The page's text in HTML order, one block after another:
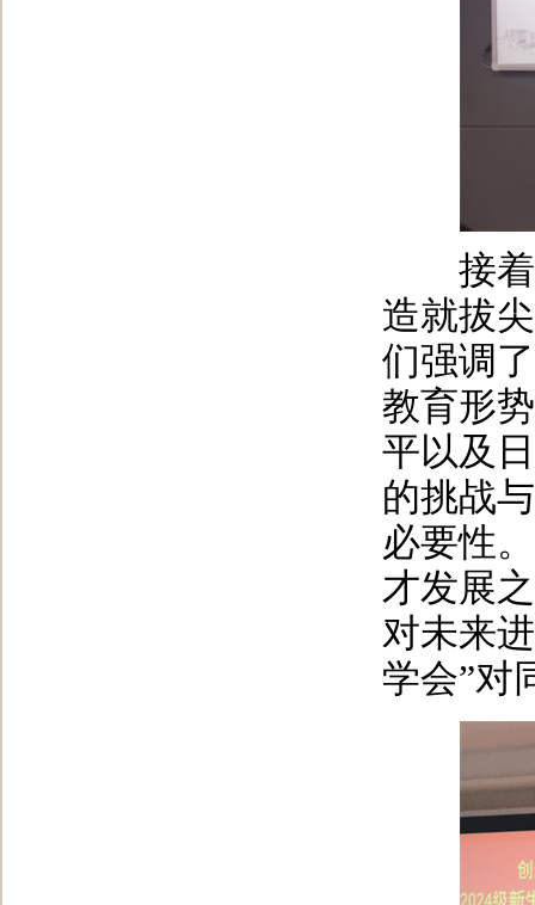
接着
造就拔
们强调
教育形
平以及
的挑战
必要性
才发展
对未来
学会”对